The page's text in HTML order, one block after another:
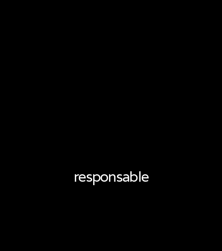
responsable